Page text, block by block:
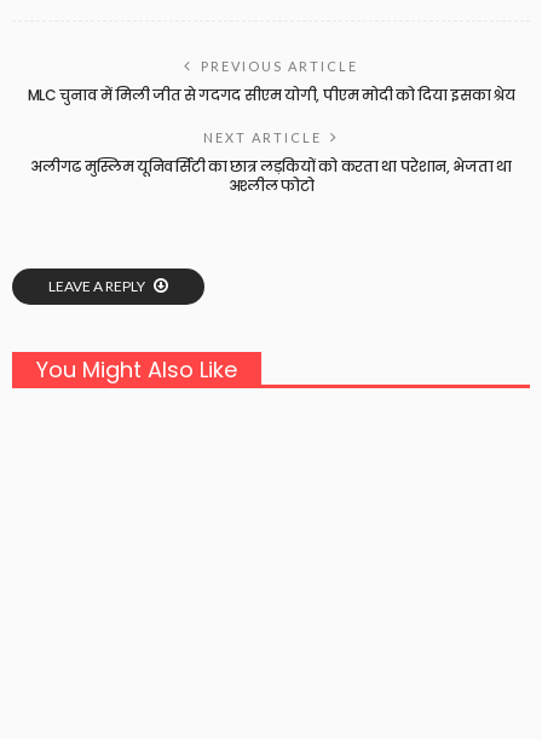
PREVIOUS ARTICLE
MLC चुनाव में मिली जीत से गदगद सीएम योगी, पीएम मोदी को दिया इसका श्रेय
NEXT ARTICLE
अलीगढ मुस्लिम यूनिवर्सिटी का छात्र लड़कियों को करता था परेशान, भेजता था
अश्लील फोटो
LEAVE A REPLY
You Might Also Like